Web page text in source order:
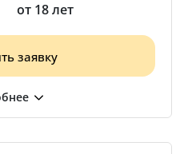
от 18 лет
заявку